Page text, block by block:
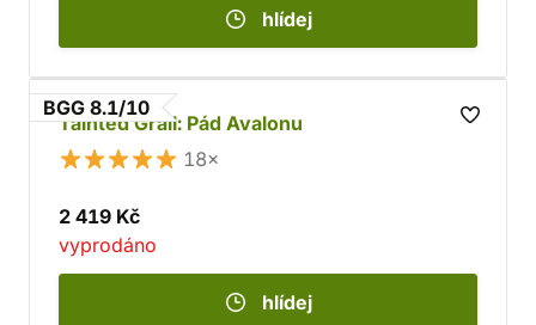
hlídej
BGG 8.1/10
Tainted Grail: Pád Avalonu
18×
2 419 Kč
vyprodáno
hlídej